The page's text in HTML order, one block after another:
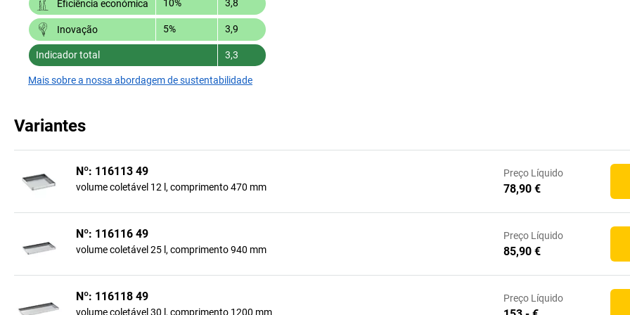
Eficiência económica 10% 3,8
Inovação 5% 3,9
Indicador total 3,3
Mais sobre a nossa abordagem de sustentabilidade
Variantes
Nº: 116113 49
volume coletável 12 l, comprimento 470 mm
Preço Líquido
78,90 €
Nº: 116116 49
volume coletável 25 l, comprimento 940 mm
Preço Líquido
85,90 €
Nº: 116118 49
volume coletável 30 l, comprimento 1200 mm
Preço Líquido